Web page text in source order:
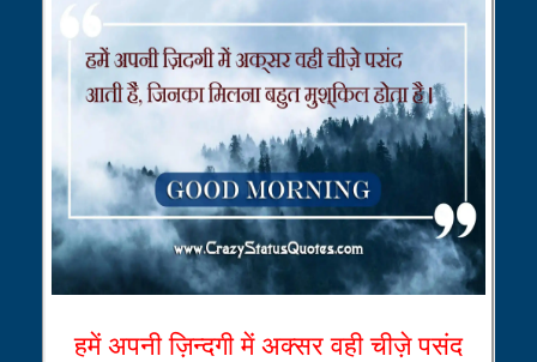
हमें अपनी ज़िन्दगी में अक्सर वही चीज़े पसंद